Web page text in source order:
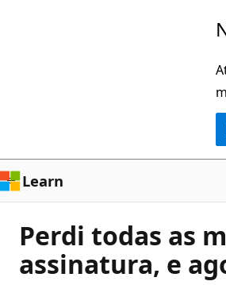
Learn
Perdi todas as
assinatura, e